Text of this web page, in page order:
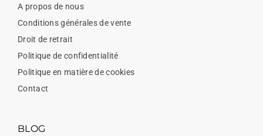
A propos de nous
Conditions générales de vente
Droit de retrait
Politique de confidentialité
Politique en matière de cookies
Contact
BLOG